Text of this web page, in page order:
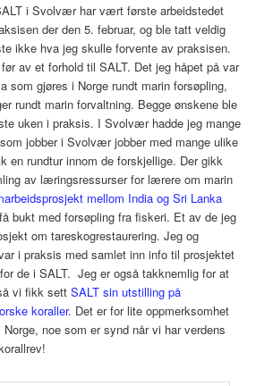
i Svolvær har vært første arbeidstedet
der den 5. februar, og ble tatt veldig
ikke hva jeg skulle forvente av praksisen.
av et forhold til SALT. Det jeg håpet på var
som gjøres i Norge rundt marin forsøpling,
rundt marin forvaltning. Begge ønskene ble
uken i praksis. I Svolvær hadde jeg mange
jobber i Svolvær jobber med mange ulike
en rundtur innom de forskjellige. Der gikk
av læringsressurser for lærere om marin
mellom India og Sri Lanka
bukt med forsøpling fra fiskeri. Et av de jeg
om tareskogrestaurering. Jeg og
i praksis med samlet inn info til prosjektet
de i SALT. Jeg er også takknemlig for at
vi fikk settSALT sin utstilling på
koraller. Det er for lite oppmerksomhet
Norge, noe som er synd når vi har verdens